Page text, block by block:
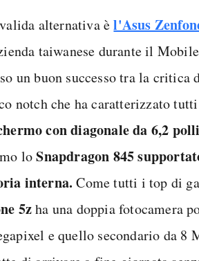
alternativa èl'Asus
taiwanese durante il
un buon successo tra la
notch che ha caratterizzato
con diagonale da 6,2
loSnapdragon 845
interna. Come tutti i top di
5zha una doppia fotocamera
e quello secondario da 8